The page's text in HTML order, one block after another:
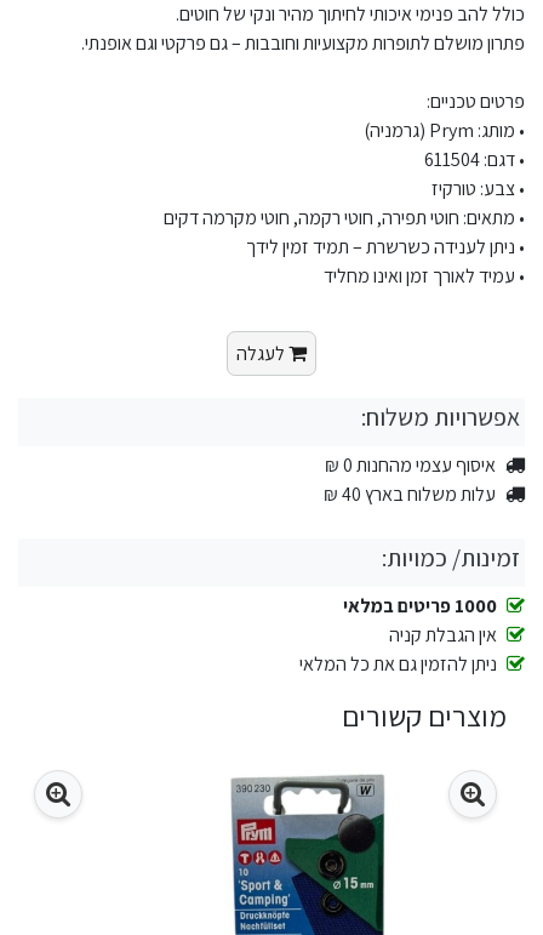
כולל להב פנימי איכותי לחיתוך מהיר ונקי של חוטים.
פתרון מושלם לתופרות מקצועיות וחובבות – גם פרקטי וגם אופנתי.
פרטים טכניים:
• מותג: Prym (גרמניה)
• דגם: 611504
• צבע: טורקיז
• מתאים: חוטי תפירה, חוטי רקמה, חוטי מקרמה דקים
• ניתן לענידה כשרשרת – תמיד זמין לידך
• עמיד לאורך זמן ואינו מחליד
לעגלה
אפשרויות משלוח:
איסוף עצמי מהחנות 0 ₪
עלות משלוח בארץ 40 ₪
זמינות/ כמויות:
1000 פריטים במלאי
אין הגבלת קניה
ניתן להזמין גם את כל המלאי
מוצרים קשורים